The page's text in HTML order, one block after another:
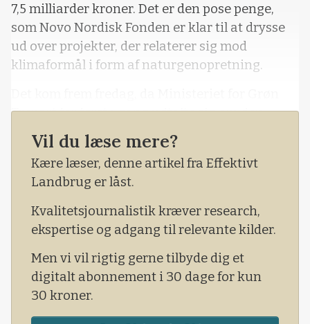
7,5 milliarder kroner. Det er den pose penge,
som Novo Nordisk Fonden er klar til at drysse
ud over projekter, der relaterer sig mod
klimaformål i form af naturgenopretning.
Trepart for første gang udtalte sig om den
aftale, som ministeriet har forhandlet på plads
med fonden de seneste uger, efter at Novo
Nordisk Fonden tidligere har doneret 10
milliarder kroner til formål med bund i
trepartsaftalen.
Vil du læse mere?
Kære læser, denne artikel fra Effektivt
Landbrug er låst.
Kvalitetsjournalistik kræver research,
ekspertise og adgang til relevante kilder.
Men vi vil rigtig gerne tilbyde dig et
digitalt abonnement i 30 dage for kun
30 kroner.